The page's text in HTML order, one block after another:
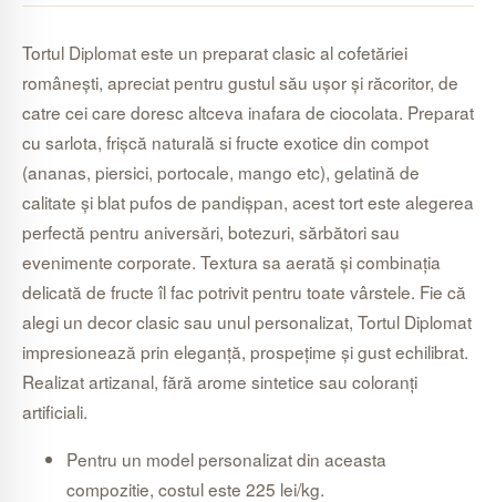
Tortul Diplomat este un preparat clasic al cofetăriei
românești, apreciat pentru gustul său ușor și răcoritor, de
catre cei care doresc altceva inafara de ciocolata. Preparat
cu sarlota, frișcă naturală si fructe exotice din compot
(ananas, piersici, portocale, mango etc), gelatină de
calitate și blat pufos de pandișpan, acest tort este alegerea
perfectă pentru aniversări, botezuri, sărbători sau
evenimente corporate. Textura sa aerată și combinația
delicată de fructe îl fac potrivit pentru toate vârstele. Fie că
alegi un decor clasic sau unul personalizat, Tortul Diplomat
impresionează prin eleganță, prospețime și gust echilibrat.
Realizat artizanal, fără arome sintetice sau coloranți
artificiali.
Pentru un model personalizat din aceasta
compozitie, costul este 225 lei/kg.